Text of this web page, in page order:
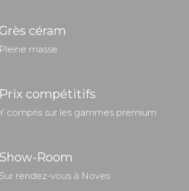
céram
Pleine masse
Prix compétitifs
compris sur les gammes premium
Show-Room
Sur rendez-vous à Noves